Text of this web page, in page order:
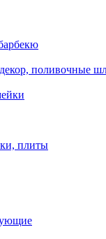
поливочные
плиты